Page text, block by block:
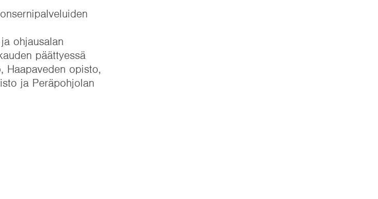
ohjausalan
päättyessä
Haapaveden opisto,
ja Peräpohjolan